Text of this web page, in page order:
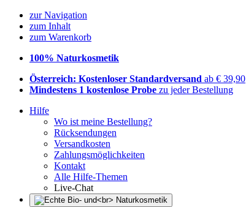
zur Navigation
zum Inhalt
zum Warenkorb
100% Naturkosmetik
Österreich: Kostenloser Standardversand ab € 39,90
Mindestens 1 kostenlose Probe zu jeder Bestellung
Hilfe
Wo ist meine Bestellung?
Rücksendungen
Versandkosten
Zahlungsmöglichkeiten
Kontakt
Alle Hilfe-Themen
Live-Chat